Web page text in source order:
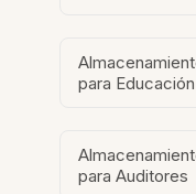
para Educación
para Auditores